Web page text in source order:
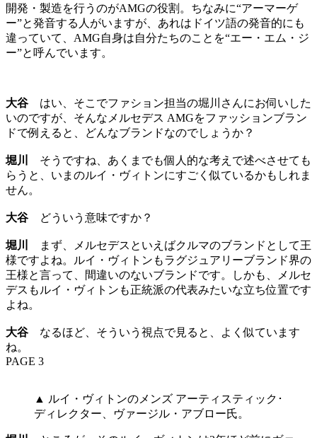
開発・製造を行うのがAMGの役割。ちなみに“アーマーゲ
ー”と発音する人がいますが、あれはドイツ語の発音的にも
違っていて、AMG自身は自分たちのことを“エー・エム・ジ
ー”と呼んでいます。
大谷 はい、そこでファション担当の堀川さんにお伺いした
いのですが、そんなメルセデス AMGをファッションブラン
ドで例えると、どんなブランドなのでしょうか？
堀川
そうですね、あくまでも個人的な考えで述べさせても
らうと、いまのルイ・ヴィトンにすごく似ているかもしれま
せん。
大谷 どういう意味ですか？
堀川
まず、メルセデスといえばクルマのブランドとして王
様ですよね。ルイ・ヴィトンもラグジュアリーブランド界の
王様と言って、間違いのないブランドです。しかも、メルセ
デスもルイ・ヴィトンも正統派の代表みたいな立ち位置です
よね。
大谷 なるほど、そういう視点で見ると、よく似ています
ね。
PAGE 3
▲ ルイ・ヴィトンのメンズ アーティスティック･
ディレクター、ヴァージル・アブロー氏。